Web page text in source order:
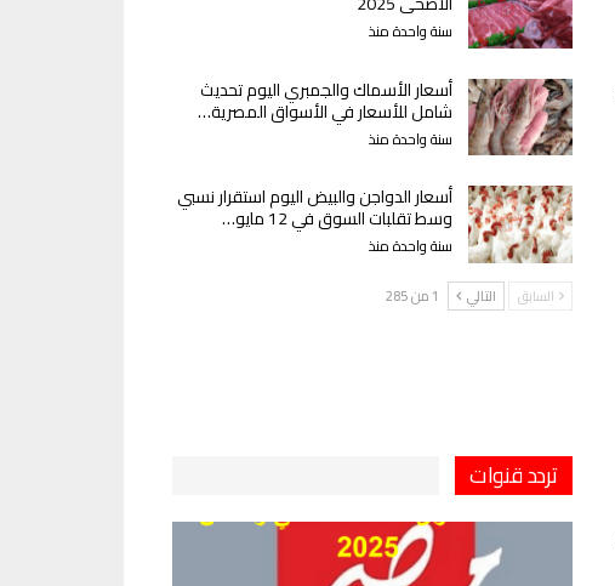
سنة واحدة منذ
أسعار الأسماك والجمبري اليوم تحديث
شامل للأسعار في الأسواق المصرية…
سنة واحدة منذ
أسعار الدواجن والبيض اليوم استقرار نسبي
وسط تقلبات السوق في 12 مايو…
سنة واحدة منذ
السابق التالي 1 من 285
تردد قنوات